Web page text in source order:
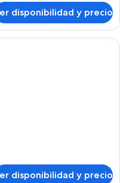
disponibilidad y precio
área con césped, palmeras y vista
disponibilidad y precio